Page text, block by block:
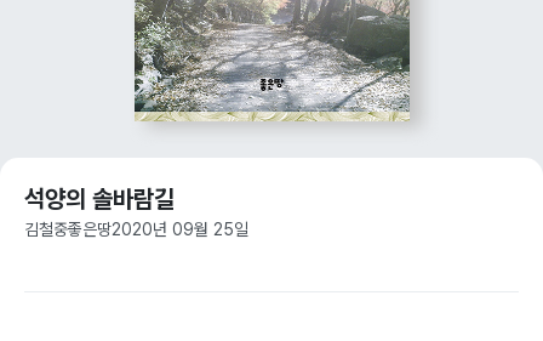
석양의 솔바람길
김철중좋은땅2020년 09월 25일